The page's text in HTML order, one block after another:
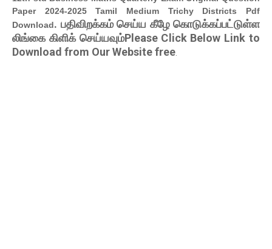
Paper 2024-2025 Tamil Medium Trichy Districts Pdf
Download. பதிவிறக்கம் செய்ய கீழே கொடுக்கப்பட்டுள்ள
லிங்கை கிளிக் செய்யவும்Please Click Below Link to
Download from Our Website free